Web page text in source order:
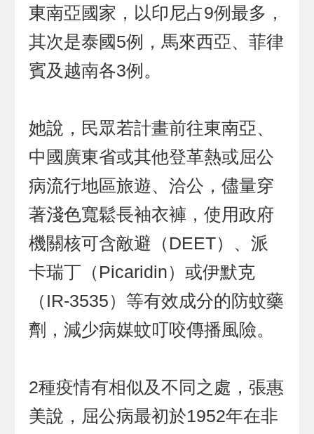
東南亞國家，以印尼占9例最多，
其次是泰國5例，馬來西亞、菲律
賓及越南各3例。
她說，民眾若計畫前往東南亞、
中國廣東省或其他登革熱或屈公
病流行地區旅遊、洽公，儘量穿
著淺色寬鬆長袖衣褲，使用政府
機關核可含敵避（DEET）、派
卡瑞丁（Picaridin）或伊默克
（IR-3535）等有效成分的防蚊藥
劑，減少病媒蚊叮咬傳播風險。
2種疫情有相似及不同之處，張惠
美說，屈公病最初於1952年在非